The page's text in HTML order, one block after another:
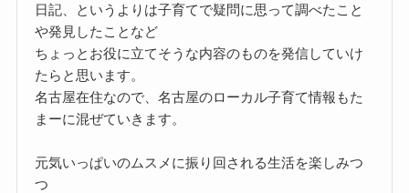
日記、というよりは子育てで疑問に思って調べたこと
や発見したことなど
ちょっとお役に立てそうな内容のものを発信していけ
たらと思います。
名古屋在住なので、名古屋のローカル子育て情報もた
まーに混ぜていきます。
元気いっぱいのムスメに振り回される生活を楽しみつ
つ